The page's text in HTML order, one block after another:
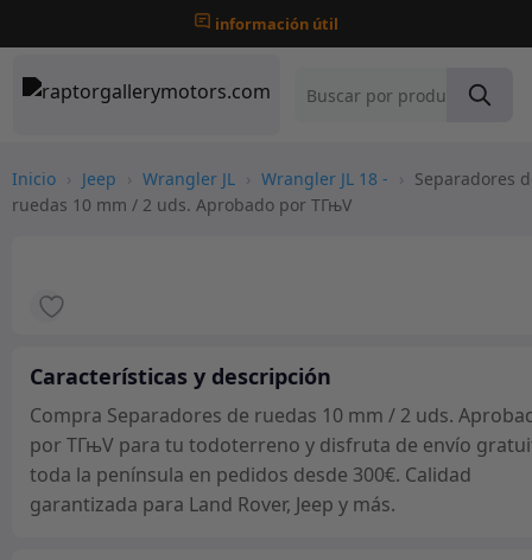
información útil
Inicio › Jeep › Wrangler JL › Wrangler JL 18 - › Separadores
ruedas 10 mm / 2 uds. Aprobado por TГњV
Características y descripción
Compra Separadores de ruedas 10 mm / 2 uds.
por TГњV para tu todoterreno y disfruta de envío
toda la península en pedidos desde 300€. Calidad
garantizada para Land Rover, Jeep y más.